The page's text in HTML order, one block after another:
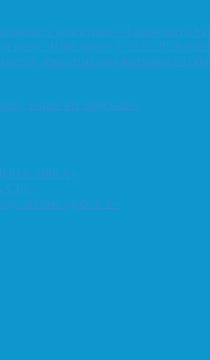
колективів «Талановита
пісні «Юна зірка» у 2025-2026
декоративно-ужиткового і
в пам’яті людській»
«ЮНА ЗІРКА»
СІЧ»
обирає здоров’я»